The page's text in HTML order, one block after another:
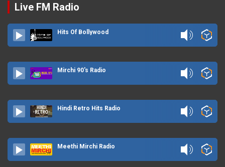
Live FM Radio
Hits Of Bollywood
Mirchi 90's Radio
Hindi Retro Hits Radio
Meethi Mirchi Radio